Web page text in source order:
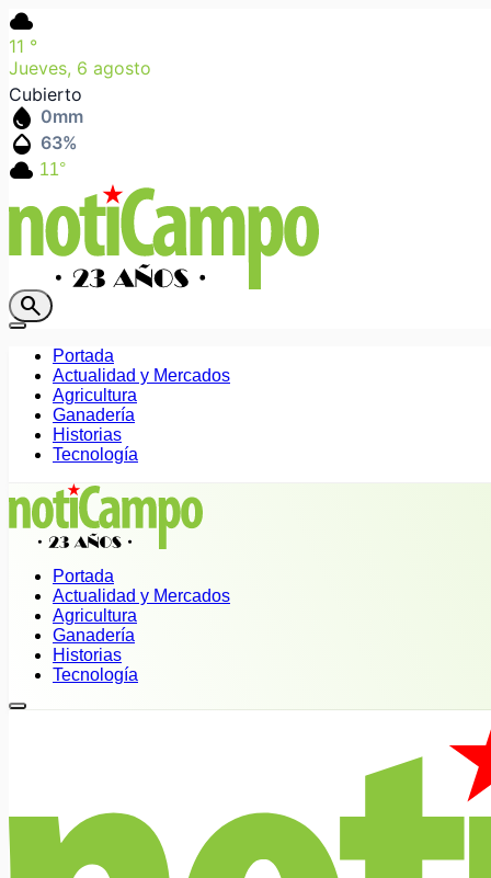
cloud
11 °
Jueves, 6 agosto
Cubierto
water_drop 0mm
humidity_mid 63%
cloud 11°
search
Portada
Actualidad y Mercados
Agricultura
Ganadería
Historias
Tecnología
Portada
Actualidad y Mercados
Agricultura
Ganadería
Historias
Tecnología